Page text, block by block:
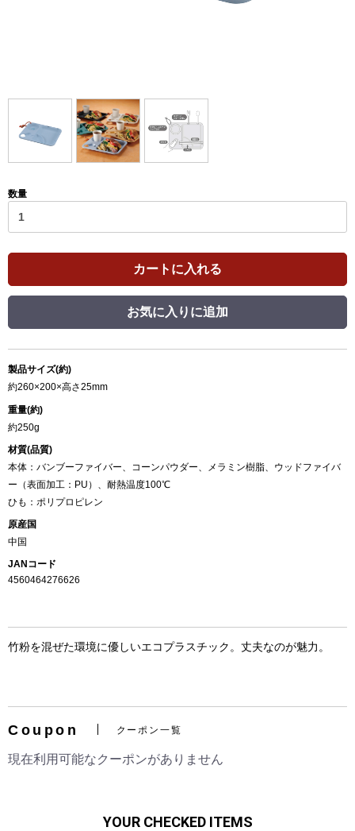
数量
カートに入れる
お気に入りに追加
製品サイズ(約)
約260×200×高さ25mm
重量(約)
約250g
材質(品質)
本体：バンブーファイバー、コーンパウダー、メラミン樹脂、ウッドファイバ
ー（表面加工：PU）、耐熱温度100℃
ひも：ポリプロピレン
原産国
中国
JANコード
4560464276626
竹粉を混ぜた環境に優しいエコプラスチック。丈夫なのが魅力。
Coupon クーポン一覧
現在利用可能なクーポンがありません
YOUR CHECKED ITEMS